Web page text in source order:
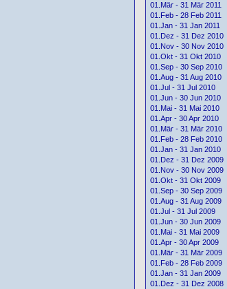
01.Mär - 31 Mär 2011
01.Feb - 28 Feb 2011
01.Jan - 31 Jan 2011
01.Dez - 31 Dez 2010
01.Nov - 30 Nov 2010
01.Okt - 31 Okt 2010
01.Sep - 30 Sep 2010
01.Aug - 31 Aug 2010
01.Jul - 31 Jul 2010
01.Jun - 30 Jun 2010
01.Mai - 31 Mai 2010
01.Apr - 30 Apr 2010
01.Mär - 31 Mär 2010
01.Feb - 28 Feb 2010
01.Jan - 31 Jan 2010
01.Dez - 31 Dez 2009
01.Nov - 30 Nov 2009
01.Okt - 31 Okt 2009
01.Sep - 30 Sep 2009
01.Aug - 31 Aug 2009
01.Jul - 31 Jul 2009
01.Jun - 30 Jun 2009
01.Mai - 31 Mai 2009
01.Apr - 30 Apr 2009
01.Mär - 31 Mär 2009
01.Feb - 28 Feb 2009
01.Jan - 31 Jan 2009
01.Dez - 31 Dez 2008